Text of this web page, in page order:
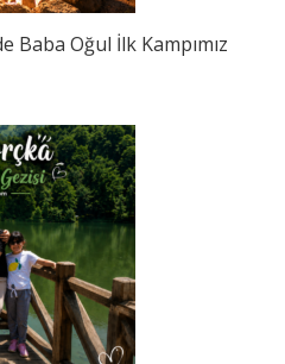
Baba Oğul İlk Kampımız